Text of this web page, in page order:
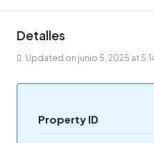
Detalles
Updated on junio 5, 2025 at
Property ID